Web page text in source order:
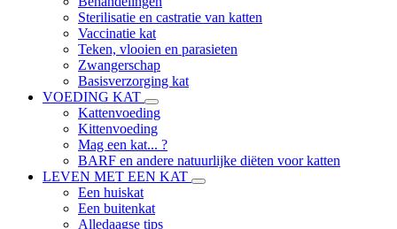
Sterilisatie en castratie van katten
Vaccinatie kat
Teken, vlooien en parasieten
Zwangerschap
Basisverzorging kat
VOEDING KAT
Kattenvoeding
Kittenvoeding
Mag een kat... ?
BARF en andere natuurlijke diëten voor katten
LEVEN MET EEN KAT
Een huiskat
Een buitenkat
Alledaagse tips